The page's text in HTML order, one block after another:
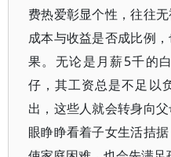
费热爱彰显个性，往往
成本与收益是否成比例
果。无论是月薪5千的
仔，其工资总是不足以
出，这些人就会转身向
眼睁睁看着子女生活拮